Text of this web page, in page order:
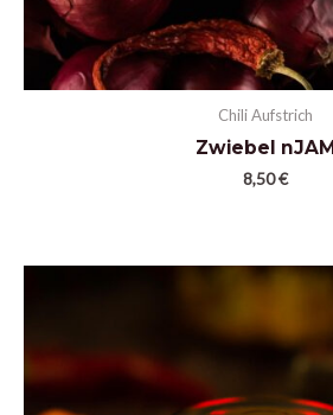
Chili Aufstrich
Zwiebel nJAM
8,50€